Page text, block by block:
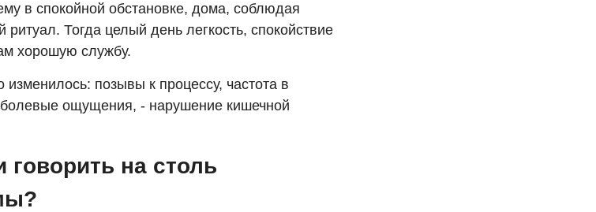
в спокойной обстановке, дома, соблюдая
ритуал. Тогда целый день легкость, спокойствие
хорошую службу.
позывы к процессу, частота в
болевые ощущения, - нарушение кишечной
на столь